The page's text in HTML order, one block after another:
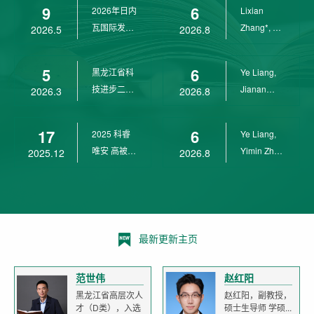
9
2026.5
2026年日内
瓦国际发明
5
2026.3
黑龙江省科
技进步二等
17
2025.12
2025 科睿
唯安 高被引
6
2026.8
Lixian
Zhang*, Ye
6
2026.8
Ye Liang,
Jianan
6
2026.8
Ye Liang,
Yimin Zhu,
最新更新主页
范世伟
黑龙江省高层次人
才（D类），入选
赵红阳
赵红阳，副教授，
硕士生导师 学硕...